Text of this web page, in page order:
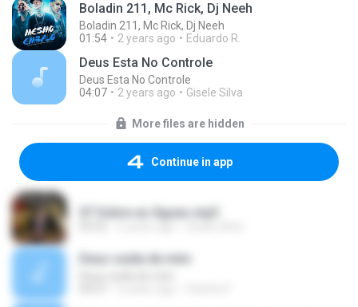
Boladin 211, Mc Rick, Dj Neeh
Boladin 211, Mc Rick, Dj Neeh
01:54
2 years ago Eduardo R.
Deus Esta No Controle
Deus Esta No Controle
04:07
2 years ago Gisele Silva
More files are hidden
Continue in app
07 Sobre as Águas.mp3
Deus cuida de mim